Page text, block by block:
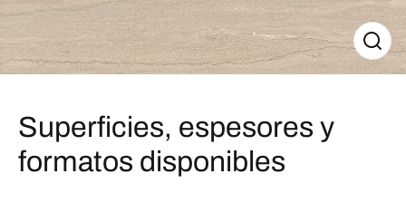
Superficies, espesores y
formatos disponibles